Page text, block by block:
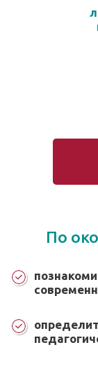
По